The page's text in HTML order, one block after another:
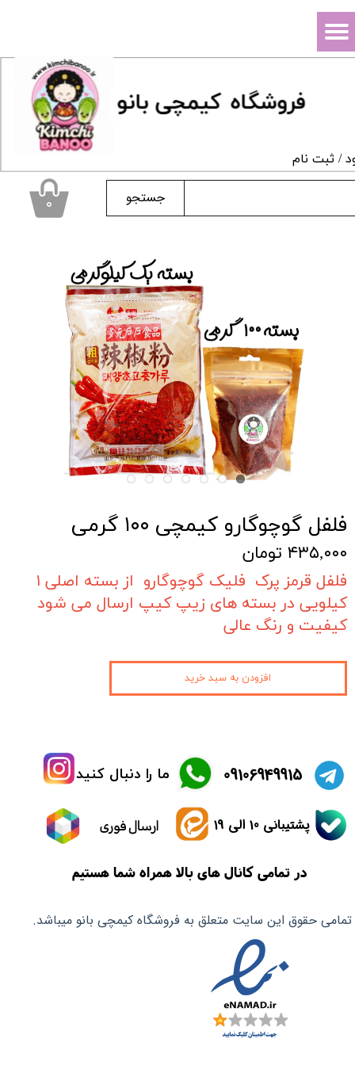
فروشگاه کیمچی بانو
جستجو
/ ثبت نام
حساب کاربری من
سفارشات
۰
فلفل گوچوگارو کیمچی ۱۰۰ گرمی
۴۳۵,۰۰۰ تومان
فلفل قرمز پرک فلیک گوچوگارو از بسته اصلی ۱
کیلویی در بسته های زیپ کیپ ارسال می شود
کیفیت و رنگ عالی
افزودن به سبد خرید
تمامی حقوق این سایت متعلق به فروشگاه کیمچی بانو میباشد.
ما را دنبال کنید ​09106949915
ارسال فوری پشتیبانی 10 الی 19
در تمامی کانال های بالا همراه شما هستیم